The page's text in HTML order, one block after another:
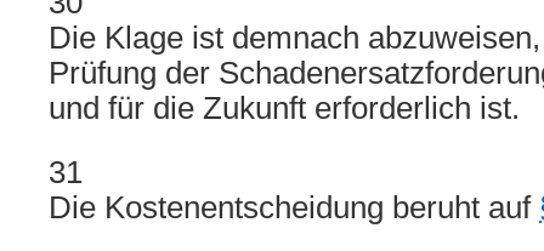
Die Klage ist demnach
Prüfung der
und für die Zukunft erforderlich ist.
31
Die Kostenentscheidung beruht auf